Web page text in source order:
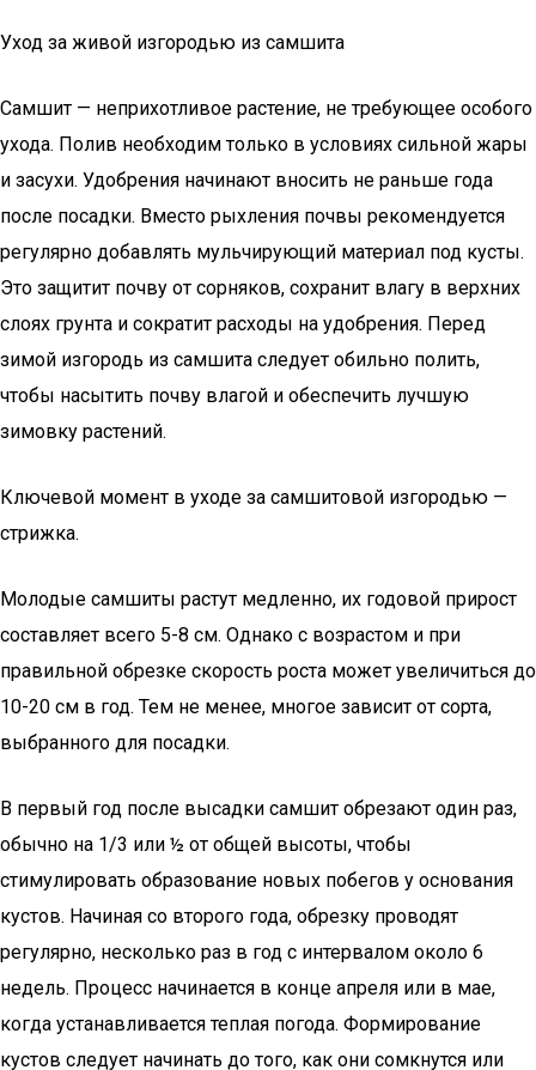
Уход за живой изгородью из самшита
Самшит — неприхотливое растение, не требующее особого
ухода. Полив необходим только в условиях сильной жары
и засухи. Удобрения начинают вносить не раньше года
после посадки. Вместо рыхления почвы рекомендуется
регулярно добавлять мульчирующий материал под кусты.
Это защитит почву от сорняков, сохранит влагу в верхних
слоях грунта и сократит расходы на удобрения. Перед
зимой изгородь из самшита следует обильно полить,
чтобы насытить почву влагой и обеспечить лучшую
зимовку растений.
Ключевой момент в уходе за самшитовой изгородью —
стрижка.
Молодые самшиты растут медленно, их годовой прирост
составляет всего 5-8 см. Однако с возрастом и при
правильной обрезке скорость роста может увеличиться до
10-20 см в год. Тем не менее, многое зависит от сорта,
выбранного для посадки.
В первый год после высадки самшит обрезают один раз,
обычно на 1/3 или ½ от общей высоты, чтобы
стимулировать образование новых побегов у основания
кустов. Начиная со второго года, обрезку проводят
регулярно, несколько раз в год с интервалом около 6
недель. Процесс начинается в конце апреля или в мае,
когда устанавливается теплая погода. Формирование
кустов следует начинать до того, как они сомкнутся или